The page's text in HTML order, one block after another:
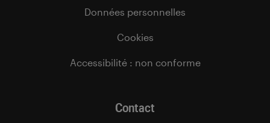
Données personnelles
Cookies
Accessibilité : non conforme
Contact